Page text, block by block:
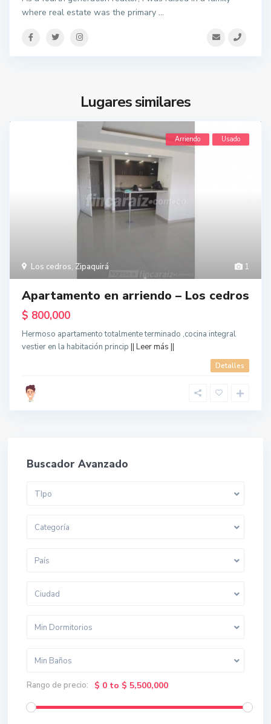
where real estate was the primary ...
Lugares similares
1
Los cedros, Zipaquirá
Arriendo Usado
Apartamento en arriendo – Los cedros
$ 800,000
Hermoso apartamento totalmente terminado ,cocina integral
vestier en la habitación princip || Leer más ||
Detalles
Buscador Avanzado
TIpo
Categoría
País
Ciudad
Min Dormitorios
Min Baños
Rango de precio: $ 0 to $ 5,500,000